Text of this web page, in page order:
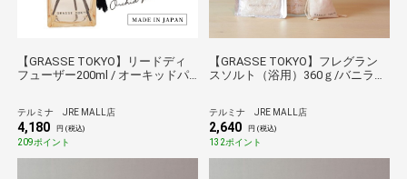
【GRASSE TOKYO】リードディ
フューザー200ml / オーキッドパ
テルミナ JRE MALL店
4,180 円 (税込)
209ポイント
【GRASSE TOKYO】フレグラン
スソルト（浴用）360ｇ/バニライ
テルミナ JRE MALL店
2,640 円 (税込)
132ポイント